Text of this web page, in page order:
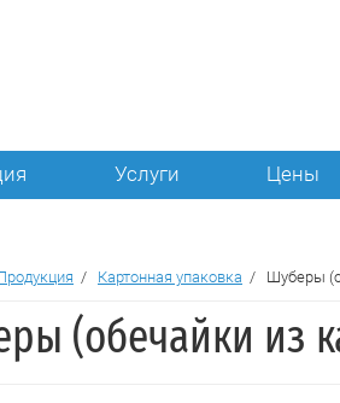
Услуги Цены
/ Картонная упаковка / Шуберы
(обечайки из